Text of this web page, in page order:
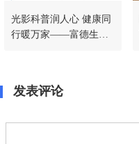
光影科普润人心 健康同
行暖万家——富德生命
发表评论